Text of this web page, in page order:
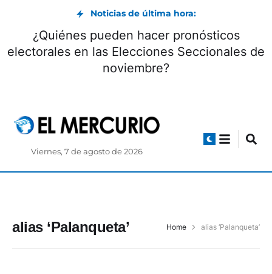
Noticias de última hora:
¿Quiénes pueden hacer pronósticos
electorales en las Elecciones Seccionales de
noviembre?
Viernes, 7 de agosto de 2026
alias ‘Palanqueta’ Home alias ‘Palanqueta’